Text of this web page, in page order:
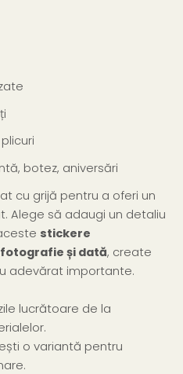
botez, aniversări
cu grijă pentru a oferi un
Alege să adaugi un detaliu
stickere
și dată, create
adevărat importante.
lucrătoare de la
o variantă pentru